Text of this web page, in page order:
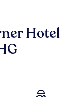
Hotel